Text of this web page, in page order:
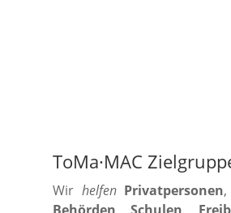
ToMa·MAC
Wir helfen Privatpersonen